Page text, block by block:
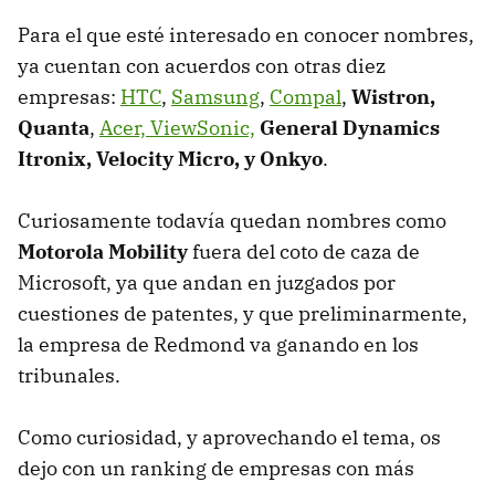
Para el que esté interesado en conocer nombres,
ya cuentan con acuerdos con otras diez
empresas: HTC, Samsung, Compal, Wistron,
Quanta, Acer, ViewSonic, General Dynamics
Itronix, Velocity Micro, y Onkyo.
Curiosamente todavía quedan nombres como
Motorola Mobilityfuera del coto de caza de
Microsoft, ya que andan en juzgados por
cuestiones de patentes, y que preliminarmente,
la empresa de Redmond va ganando en los
tribunales.
Como curiosidad, y aprovechando el tema, os
dejo con un ranking de empresas con más